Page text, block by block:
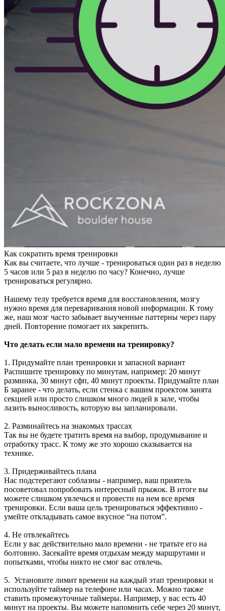
Как сократить время тренировки
Как вы считаете, что лучше - тренироваться один раз в неделю
5 часов или 5 раз в неделю по часу? Конечно, лучше
тренироваться регулярно.
Нашему телу требуется время для восстановления, мозгу
нужно время для переваривания новой информации. К тому
же, наш мозг часто забывает выученные паттерны через пару
дней. Повторение помогает их закрепить.
Что делать если мало времени на тренировку?
1. Придумайте план тренировки и запасной вариант
Распишите тренировку по минутам, например: 20 минут
разминка, 30 минут сфп, 40 минут проекты. Придумайте план
Б заранее - что делать, если стенка с вашим проектом занята
секцией или просто слишком много людей в зале, чтобы
лазить выносливость, которую вы запланировали.
2. Разминайтесь на знакомых трассах
Так вы не будете тратить время на выбор, продумывание и
отработку трасс. К тому же это хорошо сказывается на
технике.
3. Придерживайтесь плана
Нас подстерегают соблазны - например, ваш приятель
посоветовал попробовать интересный прыжок. В итоге вы
можете слишком увлечься и провести на нем все время
тренировки. Если ваша цель тренироваться эффективно -
умейте откладывать самое вкусное “на потом”.
4. Не отвлекайтесь
Если у вас действительно мало времени - не тратьте его на
болтовню. Засекайте время отдыхам между маршрутами и
попытками, чтобы никто не смог вас отвлечь.
5. Установите лимит времени на каждый этап тренировки и
используйте таймер на телефоне или часах. Можно также
ставить промежуточные таймеры. Например, у вас есть 40
минут на проекты. Вы можете напомнить себе через 20 минут,